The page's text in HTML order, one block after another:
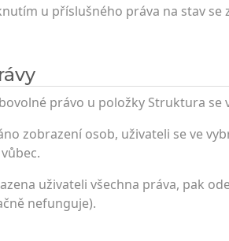
u příslušného práva na stav se
právo u položky Struktura se
zobrazení osob, uživateli se ve
uživateli všechna práva, pak
nefunguje).